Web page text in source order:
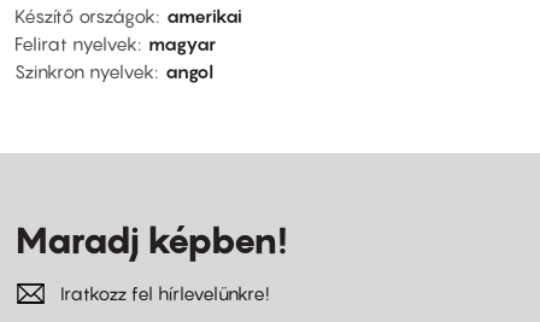
Készítő országok
amerikai
Felirat nyelvek
magyar
Szinkron nyelvek
angol
Maradj képben!
Iratkozz fel hírlevelünkre!